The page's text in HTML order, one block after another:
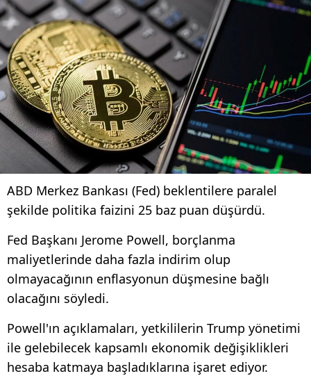
ABD Merkez Bankası (Fed) beklentilere paralel
şekilde politika faizini 25 baz puan düşürdü.
Fed Başkanı Jerome Powell, borçlanma
maliyetlerinde daha fazla indirim olup
olmayacağının enflasyonun düşmesine bağlı
olacağını söyledi.
Powell'ın açıklamaları, yetkililerin Trump yönetimi
ile gelebilecek kapsamlı ekonomik değişiklikleri
hesaba katmaya başladıklarına işaret ediyor.